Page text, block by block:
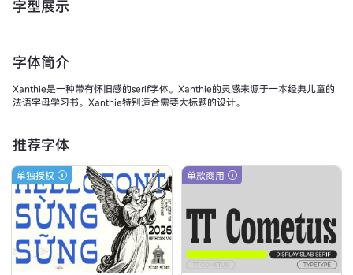
字型展示
字体简介
Xanthie是一种带有怀旧感的serif字体。Xanthie的灵感来源于一本经典儿童的
法语字母学习书。Xanthie特别适合需要大标题的设计。
推荐字体
单独授权 单款商用